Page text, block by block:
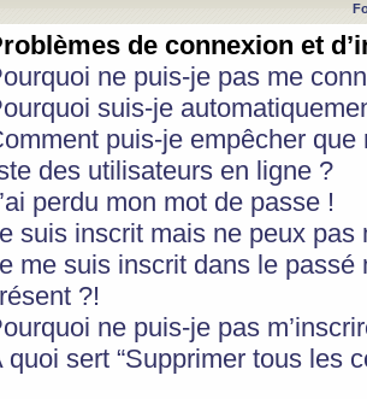
de connexion et
ne puis-je pas me
suis-je
puis-je empêcher
des utilisateurs en ligne ?
perdu mon mot de passe !
suis inscrit mais ne peux pas
me suis inscrit dans le
?!
ne puis-je pas
quoi sert “Supprimer tous les